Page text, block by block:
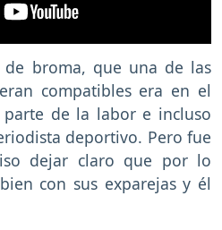
de broma, que una de las
compatibles era en el
de la labor e incluso
deportivo. Pero fue
dejar claro que por lo
con sus exparejas y él